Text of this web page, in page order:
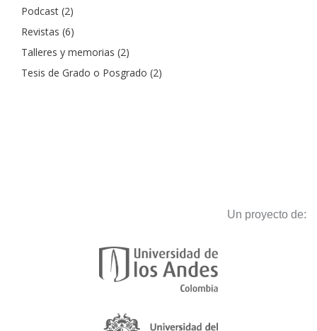
Podcast (2)
Revistas (6)
Talleres y memorias (2)
Tesis de Grado o Posgrado (2)
Un proyecto de: